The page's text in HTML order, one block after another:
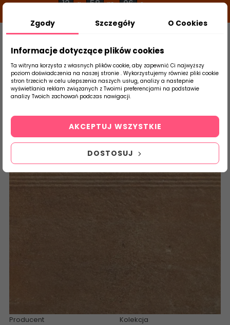
12 g 58 m 05 s
Szukaj
produktu
Strona Główna Klinkier Paradyż
Producent Kolekcja
Zgody Szczegóły O Cookies
Informacje dotyczące plików cookies
Ta witryna korzysta z własnych plików cookie, aby zapewnić Ci najwyższy
poziom doświadczenia na naszej stronie . Wykorzystujemy również pliki cookie
stron trzecich w celu ulepszenia naszych usług, analizy a nastepnie
wyświetlania reklam związanych z Twoimi preferencjami na podstawie
analizy Twoich zachowań podczas nawigacji.
DOSTOSUJ
AKCEPTUJ WSZYSTKIE